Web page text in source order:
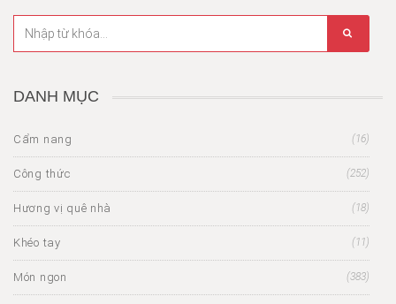
DANH MỤC
Cẩm nang (16)
Công thức (252)
Hương vị quê nhà (18)
Khéo tay (11)
Món ngon (383)